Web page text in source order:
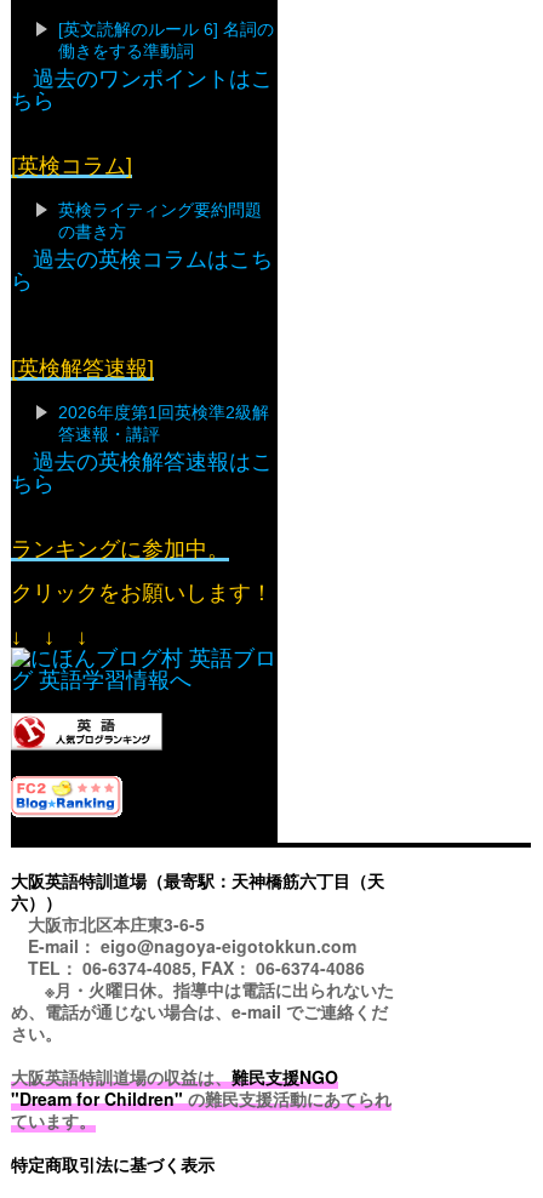
[英文読解のルール 6] 名詞の
働きをする準動詞
過去のワンポイントはこ
ちら
[英検コラム]
英検ライティング要約問題
の書き方
過去の英検コラムはこち
ら
[英検解答速報]
2026年度第1回英検準2級解
答速報・講評
過去の英検解答速報はこ
ちら
ランキングに参加中。
クリックをお願いします！
↓ ↓ ↓
大阪英語特訓道場（最寄駅：天神橋筋六丁目（天
六））
大阪市北区本庄東3-6-5
E-mail： eigo@nagoya-eigotokkun.com
TEL： 06-6374-4085, FAX： 06-6374-4086
※月・火曜日休。指導中は電話に出られないた
め、電話が通じない場合は、e-mail でご連絡くだ
さい。
大阪英語特訓道場の収益は、難民支援NGO
"Dream for Children"の難民支援活動にあてられ
ています。
特定商取引法に基づく表示